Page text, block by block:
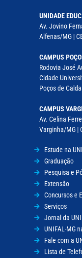
UNIDADE
Av. Jovino
Alfenas/MG |
CAMPUS
Rodovia José
Cidade
Poços de
CAMPUS
Av. Celina
Varginha/MG |
Estude na
Graduação
Pesquisa e
Extensão
Concursos e
Serviços
Jornal da
UNIFAL-MG
Fale com a
Lista de